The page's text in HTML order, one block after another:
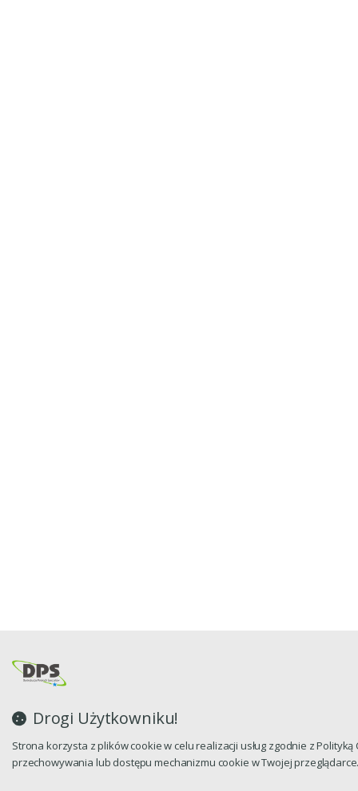
Drogi Użytkowniku!
Strona korzysta z plików cookie w celu realizacji usług zgodnie z
przechowywania lub dostępu mechanizmu cookie w Twojej